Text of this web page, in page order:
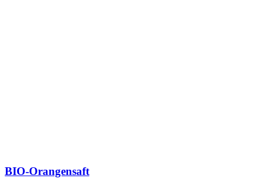
BIO-Orangensaft